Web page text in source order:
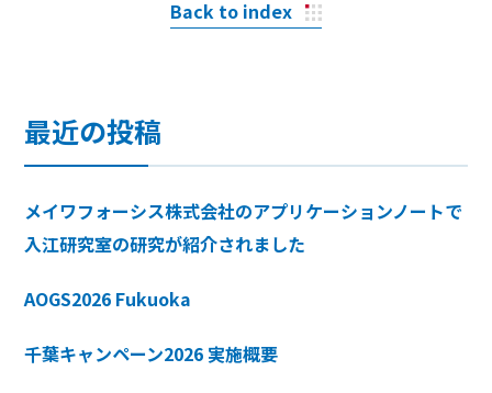
Back to index
最近の投稿
メイワフォーシス株式会社のアプリケーションノートで
入江研究室の研究が紹介されました
AOGS2026 Fukuoka
千葉キャンペーン2026 実施概要